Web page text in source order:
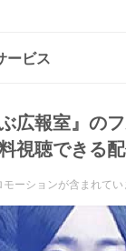
ービス
広報室』の
視聴できる
モーションが含まれてい